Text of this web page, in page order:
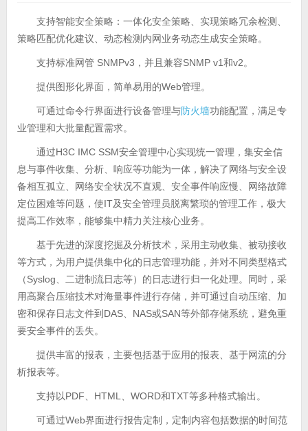
支持智能安全策略：一体化安全策略、实现策略冗余检测、
策略匹配优化建议、动态检测内网业务动态生成安全策略。
支持标准网管 SNMPv3，并且兼容SNMP v1和v2。
提供图形化界面，简单易用的Web管理。
可通过命令行界面进行设备管理与防火墙功能配置，满足专
业管理和大批量配置需求。
通过H3C IMC SSM安全管理中心实现统一管理，集安全信
息与事件收集、分析、响应等功能为一体，解决了网络与安全设
备相互孤立、网络安全状况不直观、安全事件响应慢、网络故障
定位困难等问题，使IT及安全管理员脱离繁琐的管理工作，极大
提高工作效率，能够集中精力关注核心业务。
基于先进的深度挖掘及分析技术，采用主动收集、被动接收
等方式，为用户提供集中化的日志管理功能，并对不同类型格式
（Syslog、二进制流日志等）的日志进行归一化处理。同时，采
用高聚合压缩技术对海量事件进行存储，并可通过自动压缩、加
密和保存日志文件到DAS、NAS或SAN等外部存储系统，避免重
要安全事件的丢失。
提供丰富的报表，主要包括基于应用的报表、基于网流的分
析报表等。
支持以PDF、HTML、WORD和TXT等多种格式输出。
可通过Web界面进行报告定制，定制内容包括数据的时间范